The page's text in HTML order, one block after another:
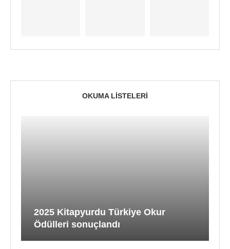
OKUMA LISTELERI
2025 Kitapyurdu Türkiye Okur
Ödülleri sonuçlandı